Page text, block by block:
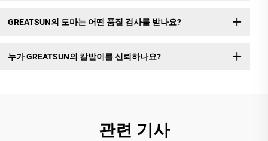
GREATSUN의 도마는 어떤 품질 검사를 받나요?
누가 GREATSUN의 칼받이를 신뢰하나요?
관련 기사